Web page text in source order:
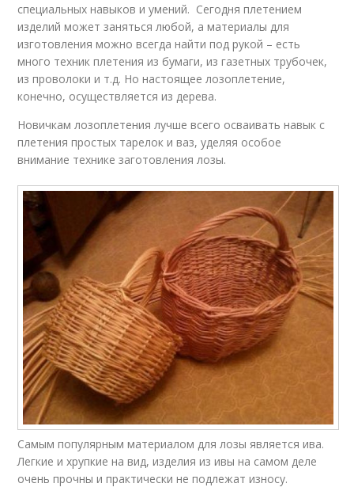
Поделки из газетных
трубочек
Трубочки для детей
специальных навыков и умений. Сегодня плетением
изделий может заняться любой, а материалы для
изготовления можно всегда найти под рукой – есть
много техник плетения из бумаги, из газетных трубочек,
из проволоки и т.д. Но настоящее лозоплетение,
конечно, осуществляется из дерева.
Новичкам лозоплетения лучше всего осваивать навык с
плетения простых тарелок и ваз, уделяя особое
внимание технике заготовления лозы.
Самым популярным материалом для лозы является ива.
Легкие и хрупкие на вид, изделия из ивы на самом деле
очень прочны и практически не подлежат износу.